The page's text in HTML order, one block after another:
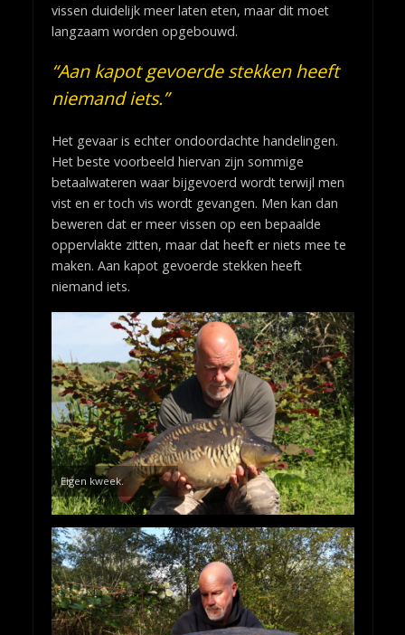
vissen duidelijk meer laten eten, maar dit moet
langzaam worden opgebouwd.
“Aan kapot gevoerde stekken heeft
niemand iets.”
Het gevaar is echter ondoordachte handelingen.
Het beste voorbeeld hiervan zijn sommige
betaalwateren waar bijgevoerd wordt terwijl men
vist en er toch vis wordt gevangen. Men kan dan
beweren dat er meer vissen op een bepaalde
oppervlakte zitten, maar dat heeft er niets mee te
maken. Aan kapot gevoerde stekken heeft
niemand iets.
Eigen kweek.